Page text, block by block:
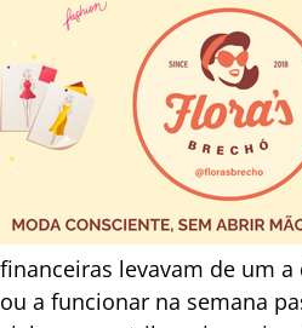
levavam de um
a funcionar na semana